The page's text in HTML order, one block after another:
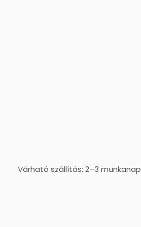
Várható szállítás: 2–3 munkanap